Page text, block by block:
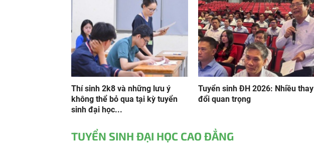
Thí sinh 2k8 và những lưu ý
không thể bỏ qua tại kỳ tuyển
sinh đại học...
Tuyển sinh ĐH 2026: Nhiều thay
đổi quan trọng
TUYỂN SINH ĐẠI HỌC CAO ĐẲNG